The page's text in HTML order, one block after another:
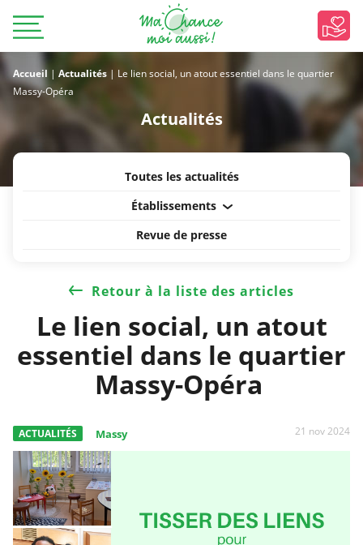
Accueil | Actualités | Le lien social, un atout essentiel dans le quartier
Massy-Opéra
Actualités
Toutes les actualités
Établissements
Revue de presse
Retour à la liste des articles
Le lien social, un atout
essentiel dans le quartier
Massy-Opéra
ACTUALITÉS Massy 21 nov 2024